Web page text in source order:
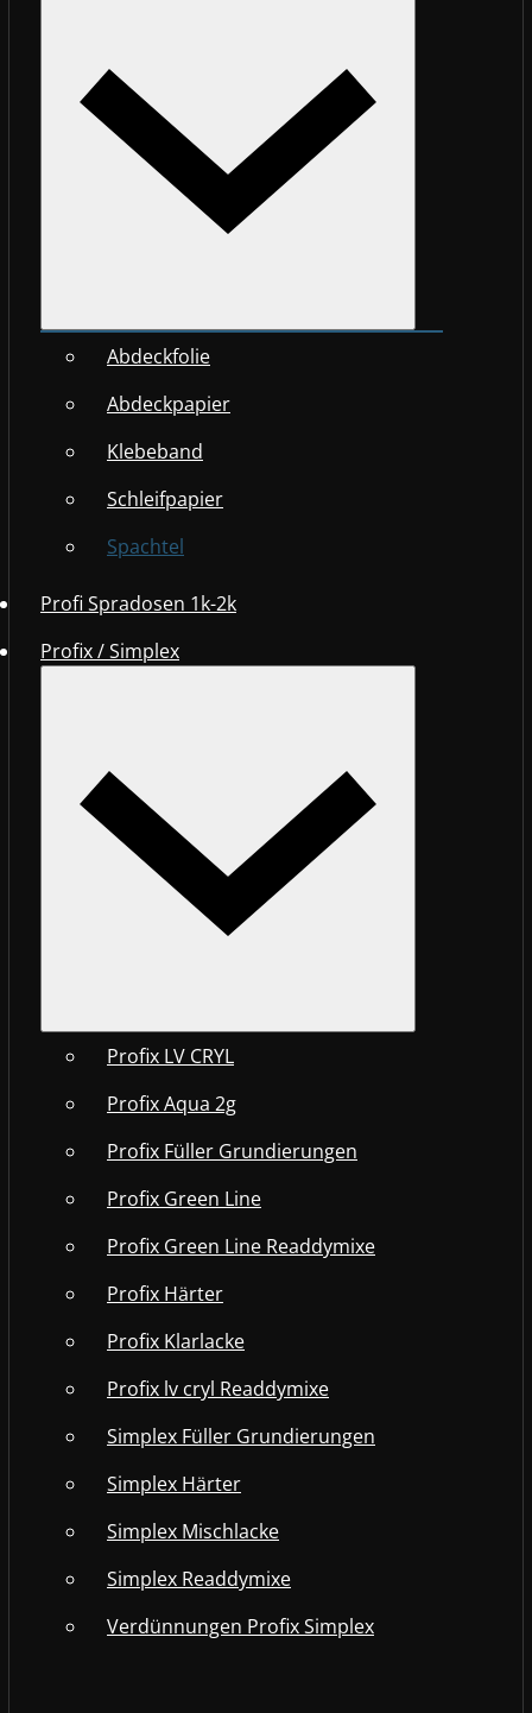
Abdeckfolie
Abdeckpapier
Klebeband
Schleifpapier
Spachtel
Profi Spradosen 1k-2k
Profix / Simplex
Profix LV CRYL
Profix Aqua 2g
Profix Füller Grundierungen
Profix Green Line
Profix Green Line Readdymixe
Profix Härter
Profix Klarlacke
Profix lv cryl Readdymixe
Simplex Füller Grundierungen
Simplex Härter
Simplex Mischlacke
Simplex Readdymixe
Verdünnungen Profix Simplex